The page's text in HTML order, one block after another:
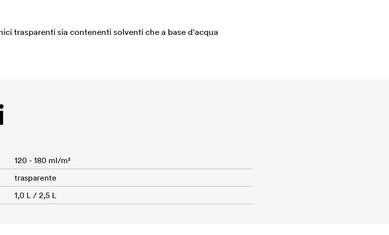
trasparenti sia contenenti solventi che a base d'acqua
120 - 180 ml/m²
trasparente
1,0 L / 2,5 L